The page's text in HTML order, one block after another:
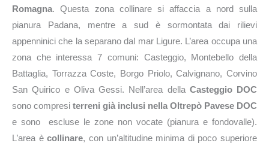
Romagna. Questa zona collinare si affaccia a nord sulla
pianura Padana, mentre a sud è sormontata dai rilievi
appenninici che la separano dal mar Ligure. L’area occupa una
zona che interessa 7 comuni: Casteggio, Montebello della
Battaglia, Torrazza Coste, Borgo Priolo, Calvignano, Corvino
San Quirico e Oliva Gessi. Nell’area della Casteggio DOC
sono compresi terreni già inclusi nella Oltrepò Pavese DOC
e sono escluse le zone non vocate (pianura e fondovalle).
L’area ècollinare, con un’altitudine minima di poco superiore